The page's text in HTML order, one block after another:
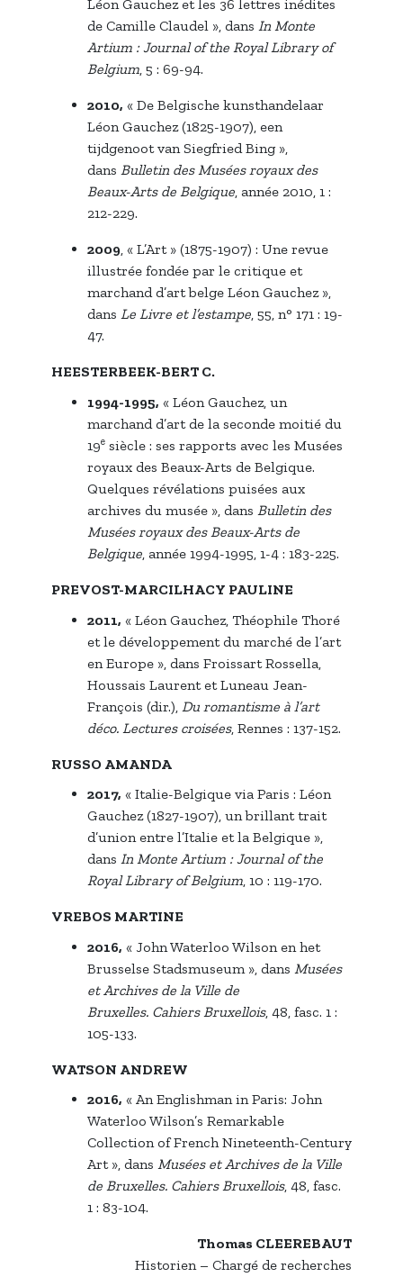
Léon Gauchez et les 36 lettres inédites
de Camille Claudel », dans In Monte
Artium : Journal of the Royal Library of
Belgium, 5 : 69-94.
2010, « De Belgische kunsthandelaar
Léon Gauchez (1825-1907), een
tijdgenoot van Siegfried Bing »,
dans Bulletin des Musées royaux des
Beaux-Arts de Belgique, année 2010, 1 :
212-229.
2009, « L’Art » (1875-1907) : Une revue
illustrée fondée par le critique et
marchand d’art belge Léon Gauchez »,
dans Le Livre et l’estampe, 55, n° 171 : 19-
47.
HEESTERBEEK-BERT C.
1994-1995, « Léon Gauchez, un
marchand d’art de la seconde moitié du
19esiècle : ses rapports avec les Musées
royaux des Beaux-Arts de Belgique.
Quelques révélations puisées aux
archives du musée », dans Bulletin des
Musées royaux des Beaux-Arts de
Belgique, année 1994-1995, 1-4 : 183-225.
PREVOST-MARCILHACY PAULINE
2011, « Léon Gauchez, Théophile Thoré
et le développement du marché de l’art
en Europe », dans Froissart Rossella,
Houssais Laurent et Luneau Jean-
François (dir.), Du romantisme à l’art
déco. Lectures croisées, Rennes : 137-152.
RUSSO AMANDA
2017, « Italie-Belgique via Paris : Léon
Gauchez (1827-1907), un brillant trait
d’union entre l’Italie et la Belgique »,
dans In Monte Artium : Journal of the
Royal Library of Belgium, 10 : 119-170.
VREBOS MARTINE
2016, « John Waterloo Wilson en het
Brusselse Stadsmuseum », dans Musées
et Archives de la Ville de
Bruxelles. Cahiers Bruxellois, 48, fasc. 1 :
105-133.
WATSON ANDREW
2016, « An Englishman in Paris: John
Waterloo Wilson’s Remarkable
Collection of French Nineteenth-Century
Art », dans Musées et Archives de la Ville
de Bruxelles. Cahiers Bruxellois, 48, fasc.
1 : 83-104.
Thomas CLEEREBAUT
Historien – Chargé de recherches